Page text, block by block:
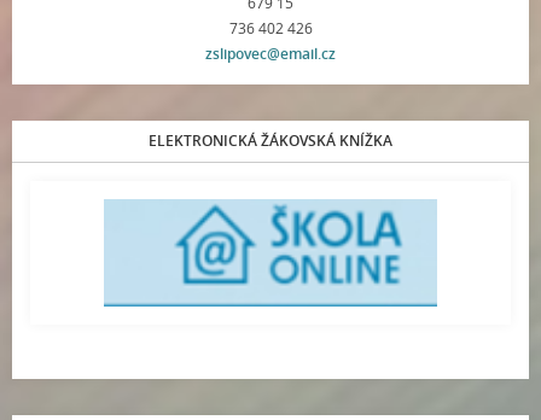
736 402 426
zslipovec@email.cz
ELEKTRONICKÁ ŽÁKOVSKÁ KNÍŽKA